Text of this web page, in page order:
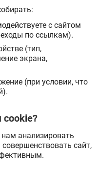
с сайтом
по ссылкам).
(тип,
экрана,
(при условии, что
cookie?
анализировать
сайт,